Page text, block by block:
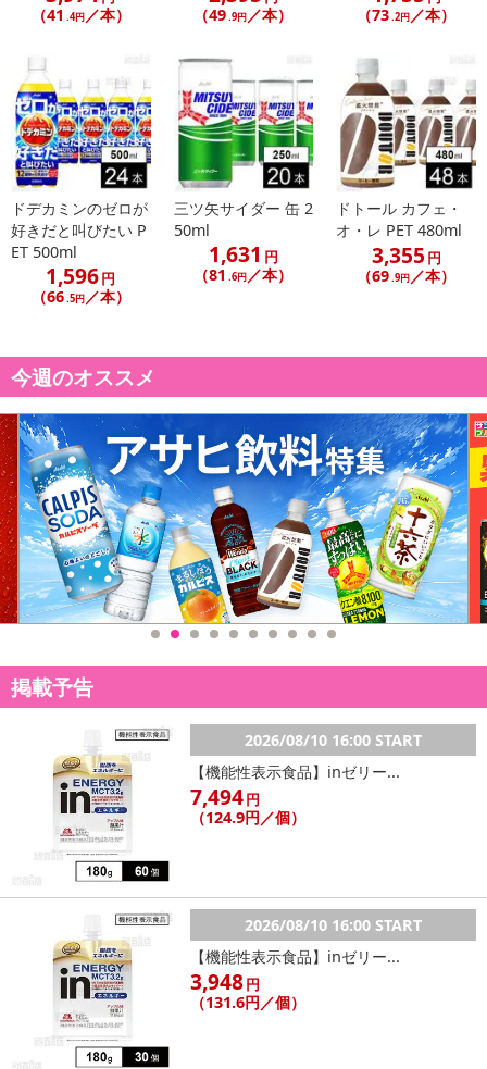
（41 .4円／本） （49.9円 ／本） （73.2円 ／本）
ドデカミンのゼロが
好きだと叫びたい P
ET 500ml
1,596円
（66.5円／本）
三ツ矢サイダー 缶 2
50ml
1,631 円
（81 .6円／本）
ドトール カフェ・
オ・レ PET 480ml
3,355 円
（69.9円／本）
今週のオススメ
掲載予告
2026/08/10 16:00 START
【機能性表示食品】inゼリー...
7,494円
（124.9円／個）
2026/08/10 16:00 START
【機能性表示食品】inゼリー...
3,948円
（131.6円／個）